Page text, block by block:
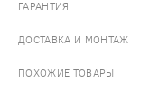
ГАРАНТИЯ
ДОСТАВКА И МОНТАЖ
ПОХОЖИЕ ТОВАРЫ